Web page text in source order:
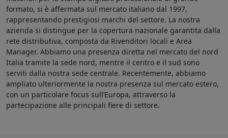
formato, si è affermata sul mercato italiano dal 1997,
rappresentando prestigiosi marchi del settore. La nostra
azienda si distingue per la copertura nazionale garantita dalla
rete distributiva, composta da Rivenditori locali e Area
Manager. Abbiamo una presenza diretta nel mercato del nord
Italia tramite la sede nord, mentre il centro e il sud sono
serviti dalla nostra sede centrale. Recentemente, abbiamo
ampliato ulteriormente la nostra presenza sul mercato estero,
con un particolare focus sull’Europa, attraverso la
partecipazione alle principali fiere di settore.